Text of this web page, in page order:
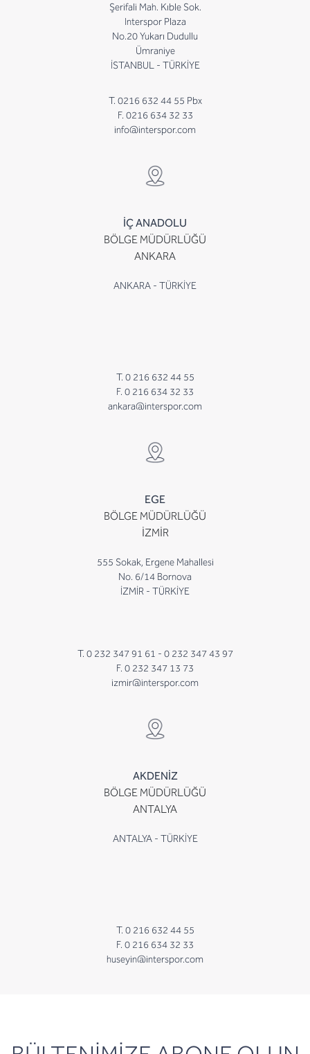
Şerifali Mah. Kıble Sok.
Interspor Plaza
No.20 Yukarı Dudullu
Ümraniye
İSTANBUL - TÜRKİYE
T. 0216 632 44 55 Pbx
F. 0216 634 32 33
info@interspor.com
İÇ ANADOLU
BÖLGE MÜDÜRLÜĞÜ
ANKARA
ANKARA - TÜRKİYE
T. 0 216 632 44 55
F. 0 216 634 32 33
ankara@interspor.com
EGE
BÖLGE MÜDÜRLÜĞÜ
İZMİR
555 Sokak, Ergene Mahallesi
No. 6/14 Bornova
İZMİR - TÜRKİYE
T. 0 232 347 91 61 - 0 232 347 43 97
F. 0 232 347 13 73
izmir@interspor.com
AKDENİZ
BÖLGE MÜDÜRLÜĞÜ
ANTALYA
ANTALYA - TÜRKİYE
T. 0 216 632 44 55
F. 0 216 634 32 33
huseyin@interspor.com
newsletter